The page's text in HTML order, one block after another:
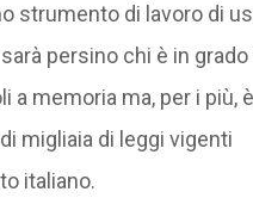
strumento di lavoro di
persino chi è in grado
a memoria ma, per i più,
migliaia di leggi vigenti
italiano.